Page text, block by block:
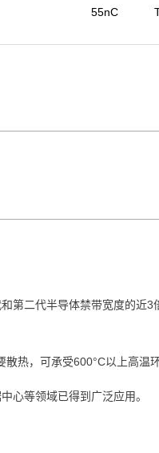
55nC
第二代半导体禁带宽度的近3
热，可承受600°C以上高温环
心等领域已得到广泛应用。